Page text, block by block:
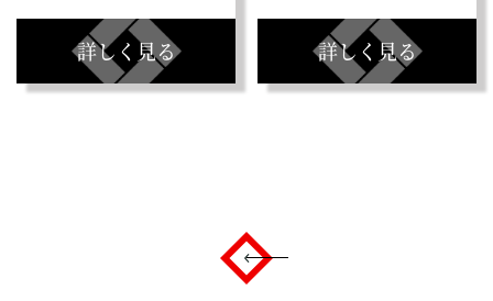
詳しく見る 詳しく見る